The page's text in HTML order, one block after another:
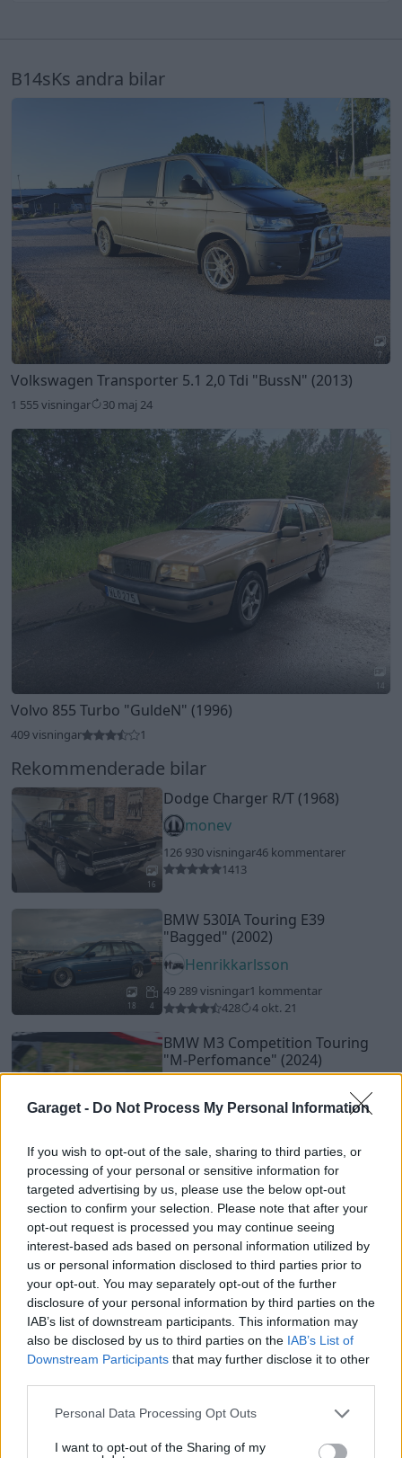
Garaget - Do Not Process My Personal Information
If you wish to opt-out of the sale, sharing to third parties, or
processing of your personal or sensitive information for
targeted advertising by us, please use the below opt-out
section to confirm your selection. Please note that after your
opt-out request is processed you may continue seeing
interest-based ads based on personal information utilized by
us or personal information disclosed to third parties prior to
your opt-out. You may separately opt-out of the further
disclosure of your personal information by third parties on the
IAB’s list of downstream participants. This information may
also be disclosed by us to third parties on the IAB’s List of
Downstream Participants that may further disclose it to other
Personal Data Processing Opt Outs
I want to opt-out of the Sharing of my
B14sKs andra bilar
7
Volkswagen Transporter 5.1 2,0 Tdi "BussN" (2013)
1 555 visningar 30 maj 24
14
Volvo 855 Turbo "GuldeN" (1996)
409 visningar 1
Rekommenderade bilar
16
Dodge Charger R/T (1968)
monev
126 930 visningar46 kommentarer
1413
18 4
BMW 530IA Touring E39
"Bagged" (2002)
Henrikkarlsson
49 289 visningar1 kommentar
428
4 okt. 21
BMW M3 Competition Touring
"M-Perfomance" (2024)
28 387 visningar4 kommentarer
16
Audi A4"Rohana"(2011)
Ajansson
30 780 visningar
43 kommentarer
67
3 dec. 16
Honda NSX"Comptech"(1991)
Morrgan
49 246 visningar672 kommentarer
811
7 juni 12
Buick Riviera"T.O.T.T."
(1972)